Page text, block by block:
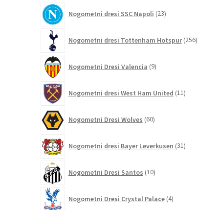
Nogometni dresi SSC Napoli 23izdelkov
Nogometni dresi Tottenham Hotspur 256
Nogometni Dresi Valencia 9izdelkov
Nogometni dresi West Ham United 11izdelkov
Nogometni Dresi Wolves 60izdelkov
Nogometni dresi Bayer Leverkusen 31izdelkov
Nogometni Dresi Santos 10izdelkov
Nogometni Dresi Crystal Palace 4izdelki